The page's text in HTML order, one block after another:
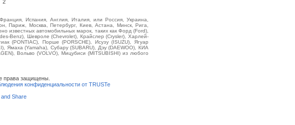
2
Испания, Англия, Италия, или Россия, Украина,
Париж, Москва, Петербург, Киев, Астана, Минск, Рига,
известных автомобильных марок, таких как Форд (Ford),
Benz), Шевроле (Chevrolet), Крайслер (Crysler), Харлей-
(PONTIAC), Порше (PORSCHE), Исузу (ISUZU), Ягуар
Ямаха (Yamaha), Субару (SUBARU), Дэу (DAEWOO), КИА
Вольво (VOLVO), Мицубиси (MITSUBISHI) из любого
права защищены.
конфиденциальности от TRUSTe